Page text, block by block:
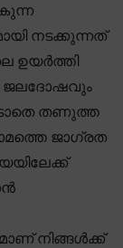
നടക്കുന്നത്
ഉയർത്തി
ജലദോഷവും
തണുത്ത
ജാഗ്രത
നിങ്ങൾക്ക്